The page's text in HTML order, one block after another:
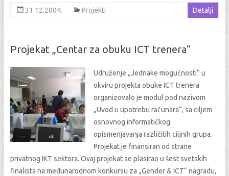
31.12.2004. Projekti Detalji
Projekat „Centar za obuku ICT trenera“
Udruženje „Jednake mogućnosti“ u
okviru projekta obuke ICT trenera
organizovalo je modul pod nazivom
„Uvod u upotrebu računara“, sa ciljem
osnovnog informatičkog
opismenjavanja različitih ciljnih grupa.
Projekat je finansiran od strane
privatnog IKT sektora. Ovaj projekat se plasirao u šest svetskih
finalista na međunarodnom konkursu za „Gender & ICT“ nagradu,